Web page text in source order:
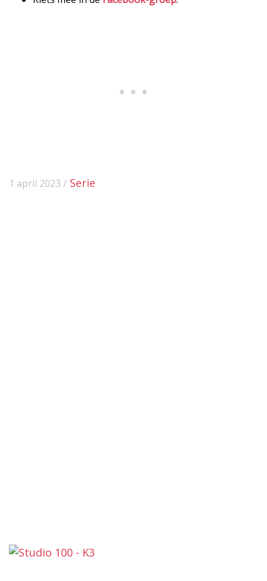
1 april 2023 / Serie